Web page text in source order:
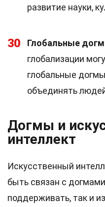
развитие науки,
30 Глобальные
глобализации
глобальные
объединять
Догмы и
интеллект
Искусственный
быть связан с
поддерживать, так и